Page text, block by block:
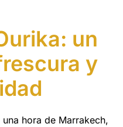
un
y
hora de Marrakech,